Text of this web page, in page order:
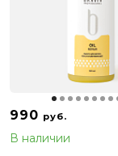
990 руб.
В наличии